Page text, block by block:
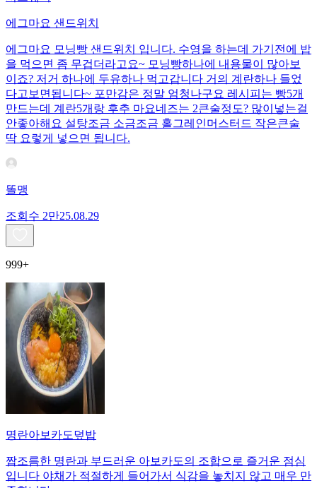
에그마요 샌드위치
에그마요 모닝빵 샌드위치 입니다. 수영을 하는데 가기전에 밥
을 먹으면 좀 무겁더라고요~ 모닝빵하나에 내용물이 많아보
이죠? 저거 하나에 두유하나 먹고갑니다 거의 계란하나 들었
다고보면됩니다~ 포만감은 정말 엄청나구요 레시피는 빵5개
만드는데 계란5개랑 후추 마요네즈는 2큰술정도? 많이넣는걸
안좋아해요 설탕조금 소금조금 홀그레인머스터드 작은큰술
딱 요렇게 넣으면 됩니다.
똘맹
조회수 2만25.08.29
999+
명란아보카도덮밥
짭조름한 명란과 부드러운 아보카도의 조합으로 즐거운 점심
입니다 야채가 적절하게 들어가서 식감을 놓치지 않고 매우 만